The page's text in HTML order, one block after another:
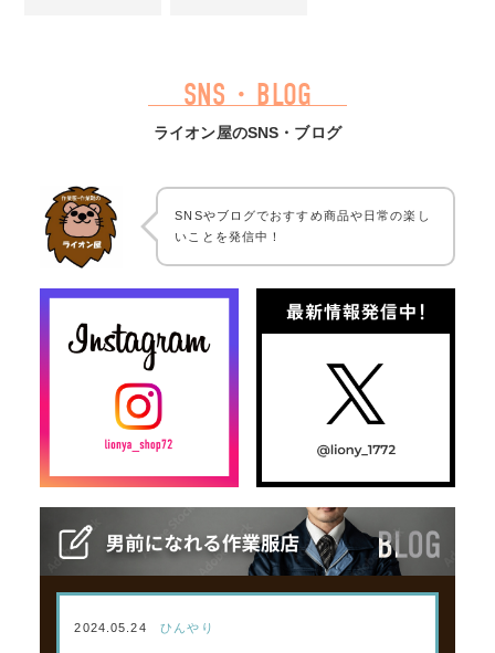
SNS・BLOG
ライオン屋のSNS・ブログ
SNSやブログでおすすめ商品や日常の楽し
いことを発信中！
2024.05.24 ひんやり